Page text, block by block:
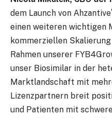
dem Launch von Ahzantive
einen weiteren wichtigen
kommerziellen
Rahmen unserer
unser Biosimilar in der
Marktlandschaft mit
Lizenzpartnern breit
und Patienten mit